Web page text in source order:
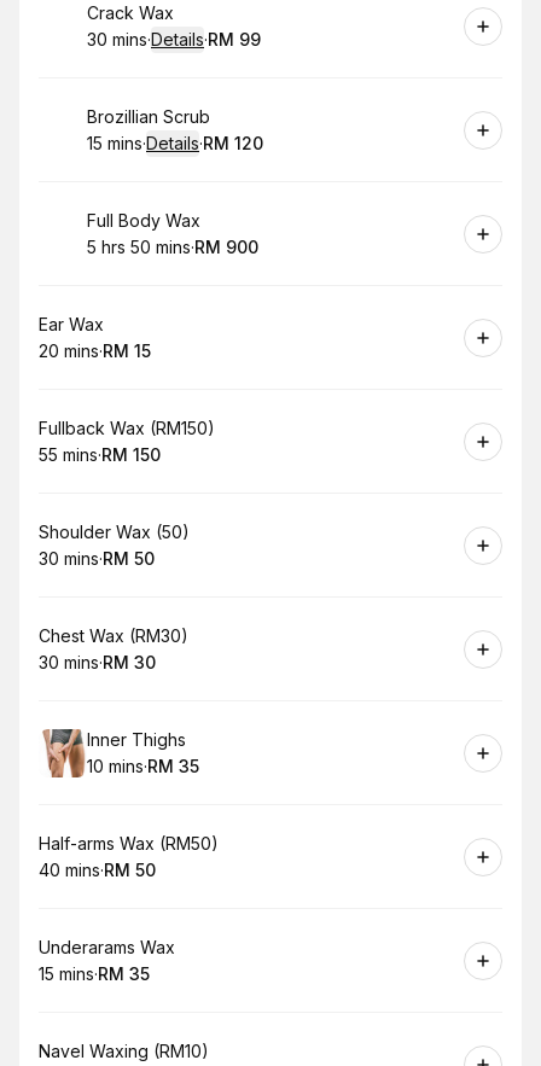
Book
Crack Wax
.Duration:
30 mins·Details·
.Price
RM 99
Book
Brozillian Scrub
.Duration:
15 mins·Details·
.Price:
RM 120
Book
Full Body Wax
. Duration:
5 hrs 50 mins·
.Price:
RM 900
Book
Ear Wax
.Duration
20 mins·
.Price
RM 15
Book
Fullback Wax (RM150)
.Duration
55 mins·
.Price:
RM 150
Book
Shoulder Wax (50)
.Duration
30 mins·
.Price
RM 50
Book
Chest Wax (RM30)
.Duration
30 mins·
.Price
RM 30
Book
Inner Thighs
.Duration :
10 mins·
.Price
RM 35
Book
Half-arms Wax (RM50)
.Duration:
40 mins·
.Price
RM 50
Book
Underarams Wax
.Duration :
15 mins·
.Price
RM 35
Book
Navel Waxing (RM10)